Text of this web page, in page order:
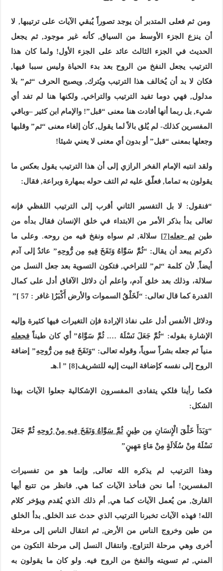
ومن ثم فعلى المتدبر أن يوجد تصوراً يُبقي الآيات على ترتيبها, لا
أن ينزع الجزء الأوسط من السياق, كأنه غير موجود, ثم يجعل
الحديث في الجزء الثالث عائد على الجزء الأول! ولما كان هذا
الترتيب يجعل النفخ من الروح بعد بدء الحياة وليس سببا فيها,
فكان لا بد أن يُخالف هذا الترتيب ويُترك, ويصبح الحرف “ثم” بلا
مدلول, فهي دوما تفيد الترتيب والتراخي, ولكنها هنا لم تفد أي
شيء, بل ربما أنها أفادت هنا معنى “قبل”! والإمام ابن كثير –وباقي
المفسرين كذلك- لم يُلق بالاً لما يقول, كأن إلغاء معنى “ثم” وقلبها
وجعلها بمعنى “قبل” أو بدون أي معنى لا يعني شيئا!
ولقد انتبه الإمام الفخر الرازي إلى أن هذا الترتيب يقول بعكس ما
يقولون به تماما, فعلّق عليه ثم التف حوله بمهارة وبراعة, فقال:
“فنقول: لا بل التفسير الثاني أقرب إلى الترتيب اللفظي فإنه
تعالى بدأ بذكر الأمر من الابتداء في خلق الإنسان فقال بدأه من
طينثم جعله[7]
سلالة, ثم سواه ونفخ فيه من روحه. وعلى ما
ذكرتم يبعد أن يقال: “ثُمَّ سَوَّاهُ وَنَفَخَ فِيهِ مِن رُّوحِهِ” عائدٌ إلى آدم
أيضاً, لأن كلمة “ثم” للتراخي, فتكون التسوية بعد جعل النسل من
سلالة، وذلك بعد خلق آدم، واعلم أن دلائل الآفاق أدل على كمال
القدرة كما قال تعالى: “لَخَلْقُ السموات والأرض أَكْبَرُ[ غافر : 57 ]”
ودلائل الأنفس أدل على نفاذ الإرادة فإن التغيرات فيها كثيرة وإليه
الإشارة بقوله: “ثُمَّ جَعَلَ نَسْلَهُ …. ثُمَّ سَوَّاهُ” أي كان طيناً فجعله
منياً ثم جعله بشراً سوياً، وقوله تعالى: “وَنَفَخَ فِيهِ مِن رُّوحِهِ” إضافة
الروح إلى نفسه كإضافة البيت إليه للتشريف[8] ” ا.هـ
فكما رأينا فلكي يتفادى المفسرون الإشكالية جعلوا الآيات بهذا
الشكل:
“وَبَدَأَ خَلْقَ الْإِنسَانِ مِن طِينٍ ثُمَّ سَوَّاهُ وَنَفَخَ فِيهِ مِنْ رُوحِهِ ثُمَّ جَعَلَ
نَسْلَهُ مِنْ سُلَالَةٍ مِنْ مَاءٍ مَهِينٍ”
وهذا الترتيب لم يذكره الله تعالى, وإنما هو من تفسيرات
المفسرين! أما نحن فنأخذ الآيات كما هي, فانظر من تتبع أيها
القارئ, من يُعمل الآيات كما هي, أم ذلك الذي يُقدم ويؤخر كلام
الله! فهذه الآيات تخبرنا الترتيب الذي حدث عند الخلق, بدأ الخلق
من طين وخروج الناس من الأرض, ثم انتقال الناس إلى مرحلة
أخرى وهي مرحلة التزاوج, وانتقال النسل إلى مرحلة التكون من
المني, ثم تسويته والنفخ من الروح فيه. ولو كان ما يقولون به